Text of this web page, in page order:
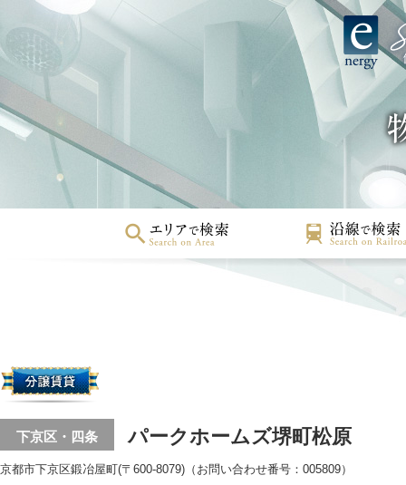
下京区・四条 パークホームズ堺町松原
京都市下京区鍛冶屋町(〒600-8079)（お問い合わせ番号：005809）